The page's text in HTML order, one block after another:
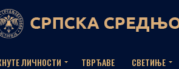
ЛИЧНОСТИ ТВРЂАВЕ СВЕТИЊЕ